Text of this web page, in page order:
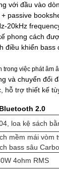
với đầu vào
passive
20kHz
phong cách
điều khiển
việc phát
và chuyển đổi
hỗ trợ thiết kế
2.0
loa kệ sách
mềm mái vòm
bass sâu
4ohm RMS